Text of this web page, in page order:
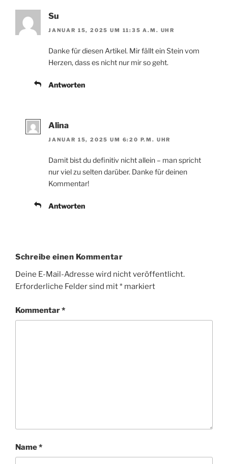
Su
JANUAR 15, 2025 UM 11:35 A.M. UHR
Danke für diesen Artikel. Mir fällt ein Stein vom
Herzen, dass es nicht nur mir so geht.
Antworten
Alina
JANUAR 15, 2025 UM 6:20 P.M. UHR
Damit bist du definitiv nicht allein – man spricht
nur viel zu selten darüber. Danke für deinen
Kommentar!
Antworten
Schreibe einen Kommentar
Deine E-Mail-Adresse wird nicht veröffentlicht.
Erforderliche Felder sind mit* markiert
Kommentar*
Name*